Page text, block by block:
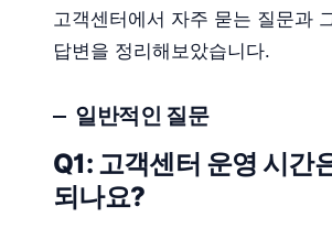
고객센터에서 자주 묻는 질문과
답변을 정리해보았습니다.
일반적인 질문
Q1: 고객센터 운영 시간
되나요?